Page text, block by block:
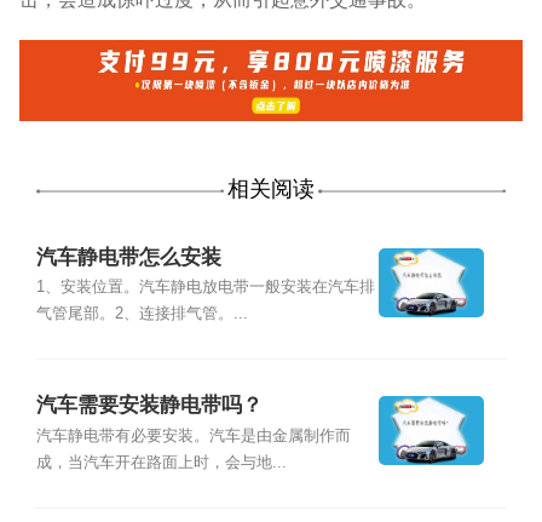
相关阅读
汽车静电带怎么安装
1、安装位置。汽车静电放电带一般安装在汽车排
气管尾部。2、连接排气管。...
汽车需要安装静电带吗？
汽车静电带有必要安装。汽车是由金属制作而
成，当汽车开在路面上时，会与地...